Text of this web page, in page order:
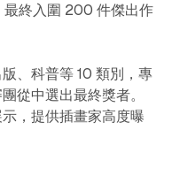
終入圍 200 件傑出作
、科普等 10 類別，專
從中選出最終獎者。
，提供插畫家高度曝